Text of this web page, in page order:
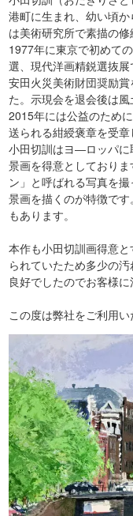
港町に生まれ、幼い頃
は美術研究所で素描の修
1977年に東京で初めて
選、現代洋画精鋭選抜
安田火災美術財団奨励
た。示現会を退会後は風
2015年には公益のため
送られる紺綬褒章を受章
小田切訓はヨ―ロッパに
景画を得意としており
ン」と呼ばれる写真を
景画を描くのが特徴で
もあります。
本作も小田切訓画得意
られていたため多少の
良好でしたのでお客様
この度は弊社をご利用